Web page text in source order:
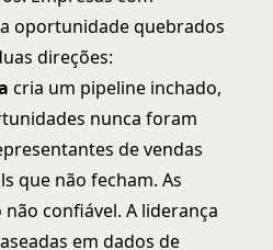
oportunidade quebrados
direções:
cria um pipeline inchado,
nunca foram
de vendas
que não fecham. As
confiável. A liderança
em dados de